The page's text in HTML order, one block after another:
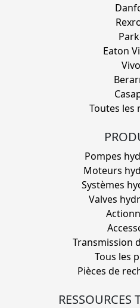
Eaton
Toutes les
Pompes
Moteurs
Systèmes
Valves
Transmission
Tous les
Pièces de
RESSOURCES